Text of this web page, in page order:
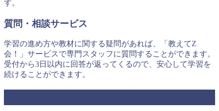
す。
質問・相談サービス
学習の進め方や教材に関する疑問があれば、「教えてZ
会！」サービスで専門スタッフに質問することができます。
受付から3日以内に回答が返ってくるので、安心して学習を
続けることができます。